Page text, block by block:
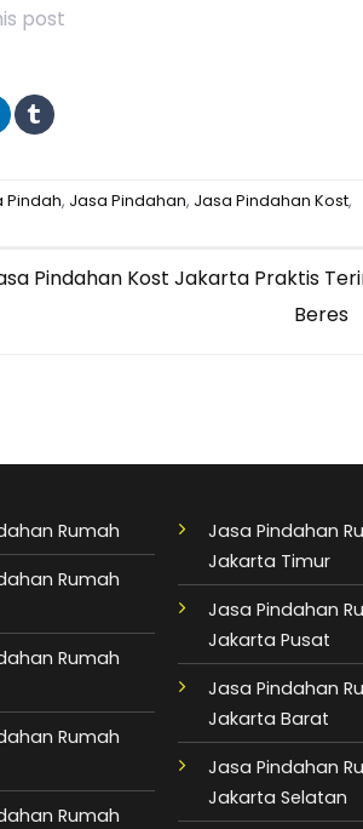
post
Pindah, Jasa Pindahan, Jasa Pindahan Kost,
Pindahan Kost Jakarta Praktis
Beres
Rumah
Rumah
Rumah
Rumah
Rumah
Jasa Pindahan
Jakarta Timur
Jasa Pindahan
Jakarta Pusat
Jasa Pindahan
Jakarta Barat
Jasa Pindahan
Jakarta Selatan